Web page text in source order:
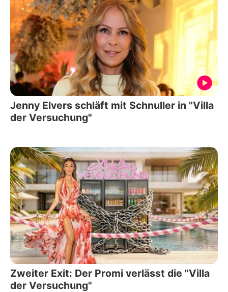
Jenny Elvers schläft mit Schnuller in "Villa
der Versuchung"
Zweiter Exit: Der Promi verlässt die "Villa
der Versuchung"